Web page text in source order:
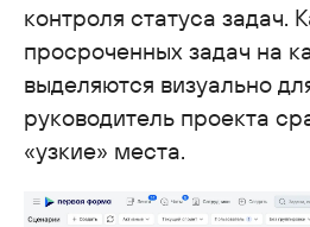
контроля статуса задач.
просроченных задач на
выделяются визуально
руководитель проекта
«узкие» места.